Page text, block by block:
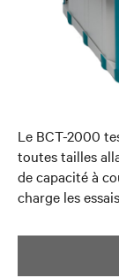
Le BCT-2000
toutes tailles
de capacité à
charge les